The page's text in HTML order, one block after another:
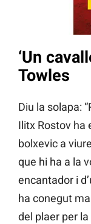
‘Un
Towles
Diu la solapa:
Ilitx Rostov ha
bolxevic a
que hi ha a la
encantador i
ha conegut
del plaer per